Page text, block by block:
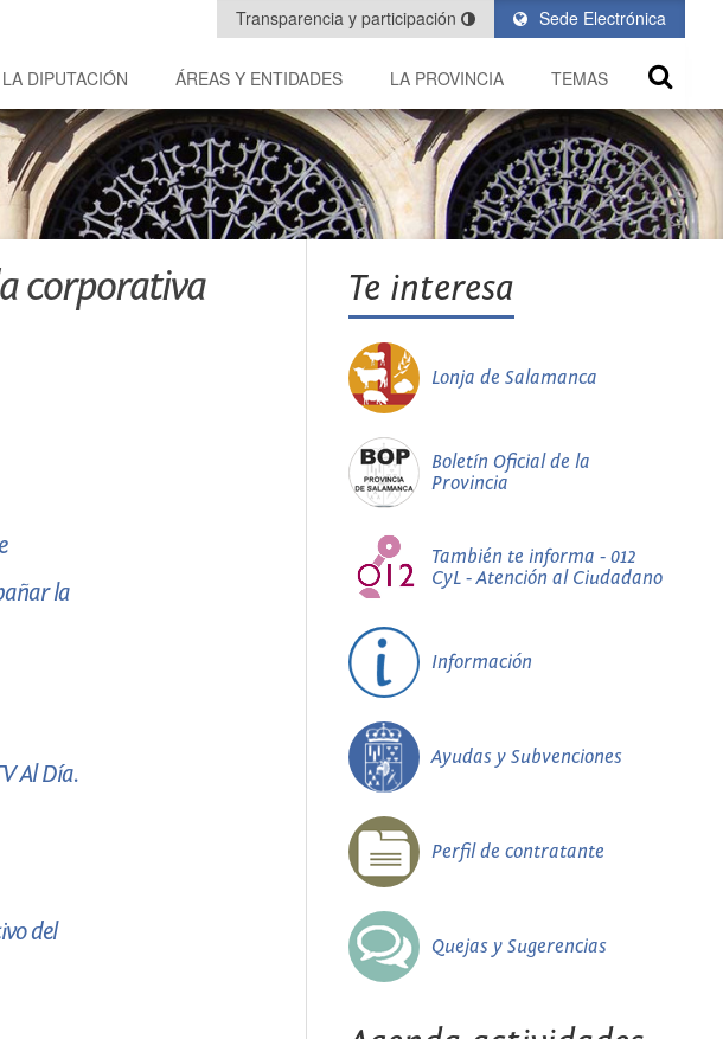
Sede Electrónica
Transparencia y participación
LA DIPUTACIÓN ÁREAS Y ENTIDADES LA PROVINCIA TEMAS
corporativa
la
Al Día.
del
Te interesa
Lonja de Salamanca
Boletín Oficial de la
Provincia
También te informa - 012
CyL - Atención al Ciudadano
Información
Ayudas y Subvenciones
Perfil de contratante
Quejas y Sugerencias